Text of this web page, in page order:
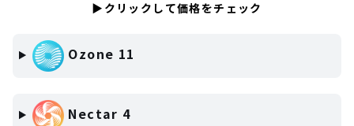
▶クリックして価格をチェック
Ozone 11
Nectar 4